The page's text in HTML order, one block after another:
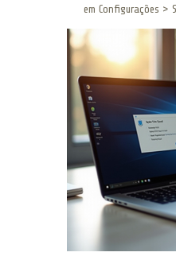
em Configurações >